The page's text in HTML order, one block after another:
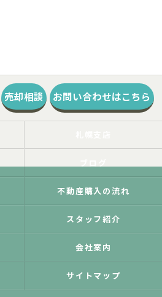
売却相談 お問い合わせはこちら
不動産購入の流れ
スタッフ紹介
会社案内
サイトマップ